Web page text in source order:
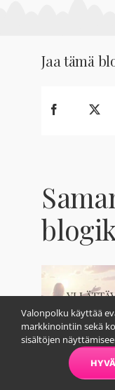
Jaa tämä
Valonpolku käyttää
markkinointiin sekä
sisältöjen